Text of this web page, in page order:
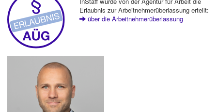
Erlaubnis zur Arbeitnehmerüberlassung erteilt:
über die Arbeitnehmerüberlassung